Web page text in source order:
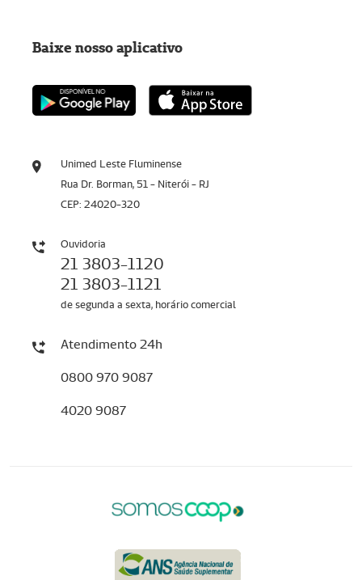
Unimed Leste Fluminense
Rua Dr. Borman, 51 - Niterói - RJ
CEP: 24020-320
Ouvidoria
21 3803-1120
21 3803-1121
de segunda a sexta, horário comercial
Atendimento 24h
0800 970 9087
4020 9087
Baixe nosso aplicativo